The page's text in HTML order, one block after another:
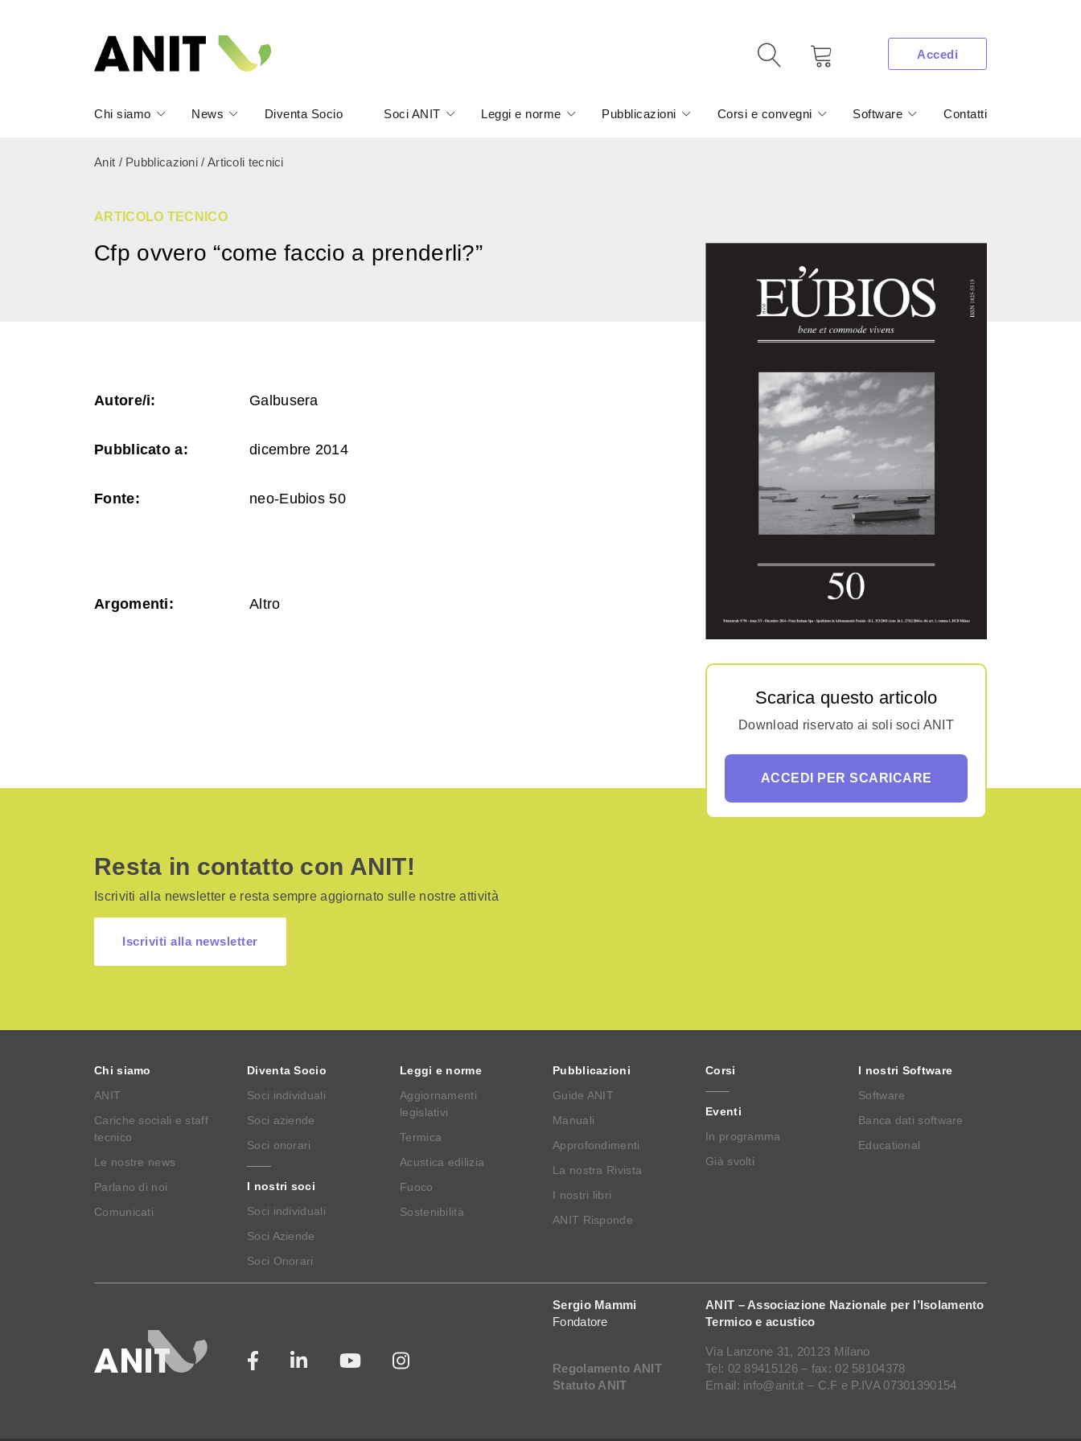
Accedi
Chi siamo News Diventa Socio Soci ANIT Leggi e norme Pubblicazioni Corsi e convegni Software Contatti
Anit / Pubblicazioni / Articoli tecnici
ARTICOLO TECNICO
Cfp ovvero “come faccio a prenderli?”
Scarica questo articolo
Download riservato ai soli soci ANIT
ACCEDI PER SCARICARE
Autore/i: Galbusera
Pubblicato a: dicembre 2014
Fonte: neo-Eubios 50
Argomenti: Altro
Resta in contatto con ANIT!
Iscriviti alla newsletter e resta sempre aggiornato sulle nostre attività
Iscriviti alla newsletter
Chi siamo
ANIT
Cariche sociali e staff
tecnico
Le nostre news
Parlano di noi
Comunicati
Diventa Socio
Soci individuali
Soci aziende
Soci onorari
I nostri soci
Soci individuali
Soci Aziende
Soci Onorari
Leggi e norme
Aggiornamenti
legislativi
Termica
Acustica edilizia
Fuoco
Sostenibilità
Pubblicazioni
Guide ANIT
Manuali
Approfondimenti
La nostra Rivista
I nostri libri
ANIT Risponde
Corsi
Eventi
In programma
Già svolti
I nostri Software
Software
Banca dati software
Educational
Sergio Mammi
Fondatore
Regolamento ANIT
Statuto ANIT
ANIT – Associazione Nazionale per l’Isolamento
Termico e acustico
Via Lanzone 31, 20123 Milano
Tel: 02 89415126 – fax: 02 58104378
Email: info@anit.it – C.F e P.IVA 07301390154